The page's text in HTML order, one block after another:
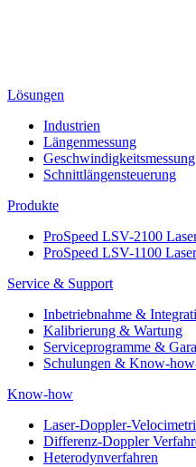
Lösungen
Industrien
Längenmessung
Geschwindigkeitsmessung
Schnittlängensteuerung
Produkte
ProSpeed LSV-2100
ProSpeed LSV-1100
Service & Support
Inbetriebnahme &
Kalibrierung & Wartung
Serviceprogramme &
Schulungen & Know-
Know-how
Laser-Doppler-
Differenz-Doppler
Heterodynverfahren